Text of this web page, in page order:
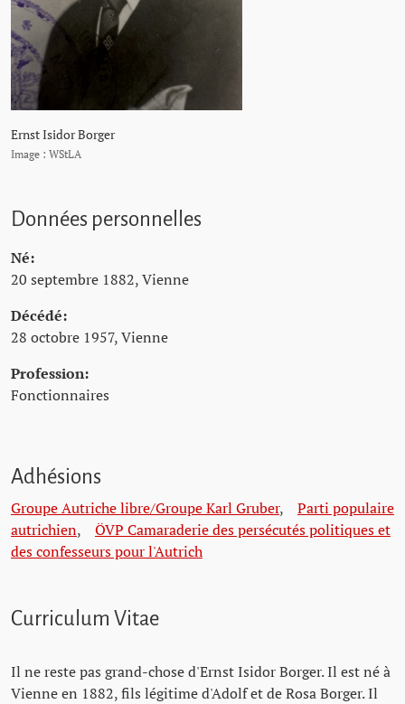
Ernst Isidor Borger
Image : WStLA
Données personnelles
Né:
20 septembre 1882, Vienne
Décédé:
28 octobre 1957, Vienne
Profession:
Fonctionnaires
Adhésions
Groupe Autriche libre/Groupe Karl Gruber, Parti populaire
autrichien, ÖVP Camaraderie des persécutés politiques et
des confesseurs pour l'Autrich
Curriculum Vitae
Il ne reste pas grand-chose d'Ernst Isidor Borger. Il est né à
Vienne en 1882, fils légitime d'Adolf et de Rosa Borger. Il